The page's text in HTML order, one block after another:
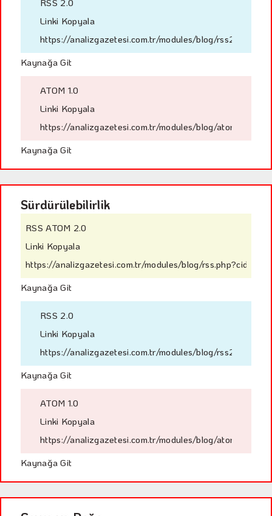
RSS 2.0
Linki Kopyala
https://analizgazetesi.com.tr/modules/blog/
Kaynağa Git
ATOM 1.0
Linki Kopyala
https://analizgazetesi.com.tr/modules/blog/
Kaynağa Git
Sürdürülebilirlik
RSS ATOM 2.0
Linki Kopyala
https://analizgazetesi.com.tr/modules/blog/rss.php?cid=53
Kaynağa Git
RSS 2.0
Linki Kopyala
https://analizgazetesi.com.tr/modules/blog/
Kaynağa Git
ATOM 1.0
Linki Kopyala
https://analizgazetesi.com.tr/modules/blog/
Kaynağa Git